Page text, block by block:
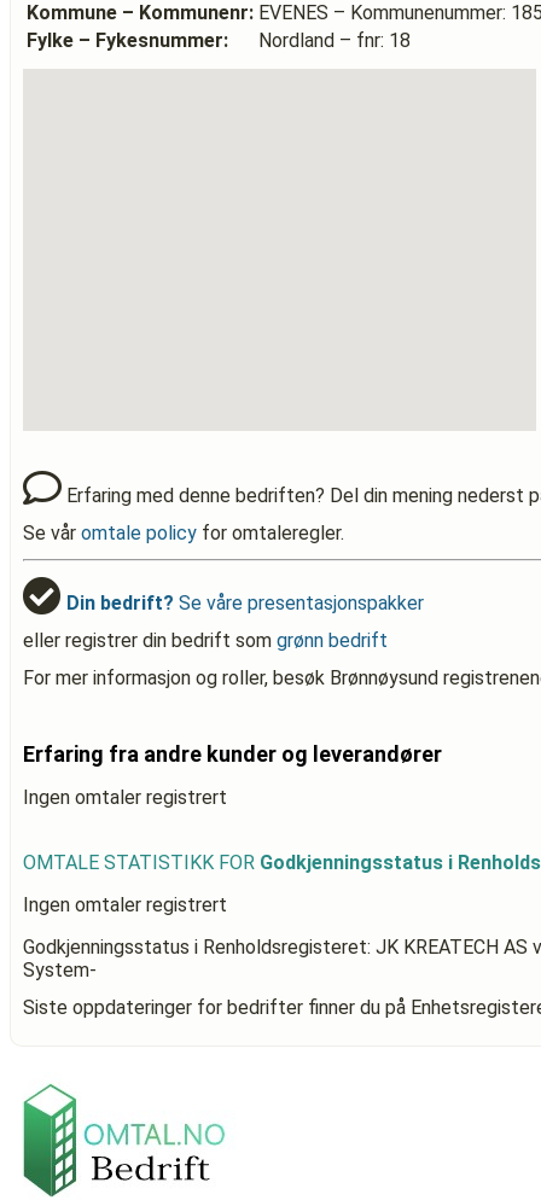
Kommune – Kommunenr: EVENES – Kommunenummer:
Fylke – Fykesnummer:
Nordland – fnr: 18
Erfaring med denne bedriften? Del din mening nederst
Se vår omtale policy for omtaleregler.
Din bedrift? Se våre presentasjonspakker
eller registrer din bedrift som grønn bedrift
For mer informasjon og roller, besøk Brønnøysund
Erfaring fra andre kunder og leverandører
Ingen omtaler registrert
OMTALE STATISTIKK FOR Godkjenningsstatus i
Ingen omtaler registrert
Godkjenningsstatus i Renholdsregisteret: JK KREATECH AS
System-
Siste oppdateringer for bedrifter finner du på